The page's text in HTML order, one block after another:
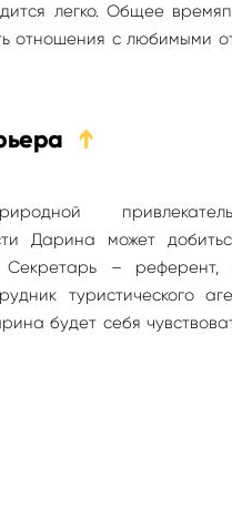
легко. Общее
отношения с любимыми
➔
Дарина может
– референт,
туристического
будет себя